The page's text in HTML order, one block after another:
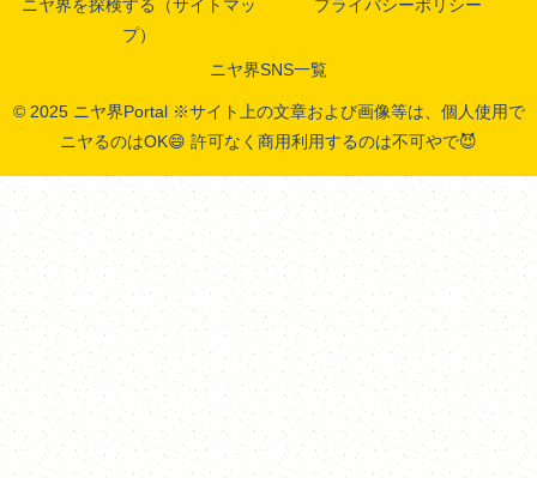
ニヤ界を探検する（サイトマッ
プ）
プライバシーポリシー
ニヤ界SNS一覧
© 2025 ニヤ界Portal ※サイト上の文章および画像等は、個人使用で
ニヤるのはOK😄 許可なく商用利用するのは不可やで😈